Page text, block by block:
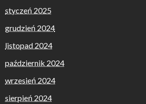
styczeń 2025
grudzień 2024
listopad 2024
październik 2024
wrzesień 2024
sierpień 2024